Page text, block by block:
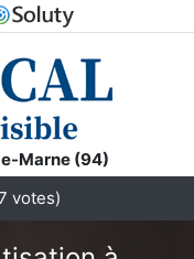
Marne (94)
votes)